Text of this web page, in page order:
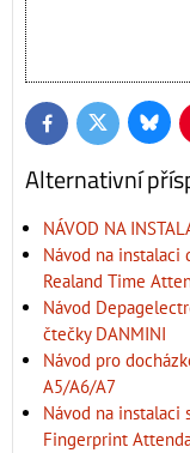
FacebookTwitter
Alternativní
NÁVOD NA
Návod na instalaci
Realand Time
Návod
čtečky DANMINI
Návod pro
A5/A6/A7
Návod na instalaci
Fingerprint